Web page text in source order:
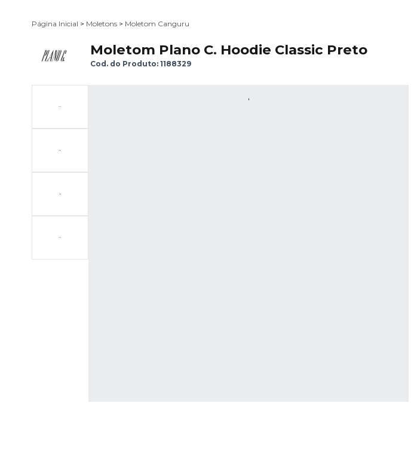
Página Inicial > Moletons > Moletom Canguru
Moletom Plano C. Hoodie Classic Preto
Cod. do Produto: 1188329